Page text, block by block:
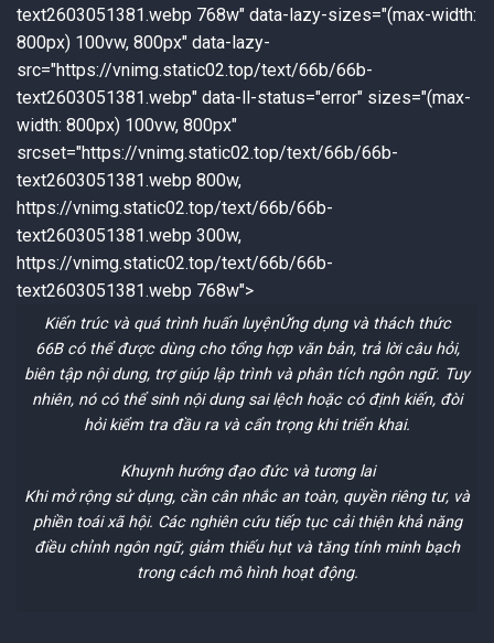
text2603051381.webp 768w" data-lazy-sizes="(max-width:
800px) 100vw, 800px" data-lazy-
src="https://vnimg.static02.top/text/66b/66b-
text2603051381.webp" data-ll-status="error" sizes="(max-
width: 800px) 100vw, 800px"
srcset="https://vnimg.static02.top/text/66b/66b-
text2603051381.webp 800w,
https://vnimg.static02.top/text/66b/66b-
text2603051381.webp 300w,
https://vnimg.static02.top/text/66b/66b-
text2603051381.webp 768w">
Kiến trúc và quá trình huấn luyệnỨng dụng và thách thức
66B có thể được dùng cho tổng hợp văn bản, trả lời câu hỏi,
biên tập nội dung, trợ giúp lập trình và phân tích ngôn ngữ. Tuy
nhiên, nó có thể sinh nội dung sai lệch hoặc có định kiến, đòi
hỏi kiểm tra đầu ra và cẩn trọng khi triển khai.
Khuynh hướng đạo đức và tương lai
Khi mở rộng sử dụng, cần cân nhắc an toàn, quyền riêng tư, và
phiền toái xã hội. Các nghiên cứu tiếp tục cải thiện khả năng
điều chỉnh ngôn ngữ, giảm thiếu hụt và tăng tính minh bạch
trong cách mô hình hoạt động.